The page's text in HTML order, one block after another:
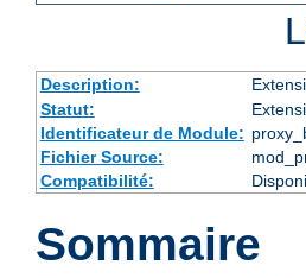
Description:
Statut:
Identificateur de Module:
Fichier Source:
Compatibilité:
Sommaire